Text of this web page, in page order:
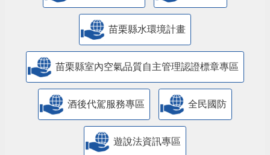
苗栗縣水環境計畫
苗栗縣室內空氣品質自主管理認證標章專區
酒後代駕服務專區 全民國防
遊說法資訊專區